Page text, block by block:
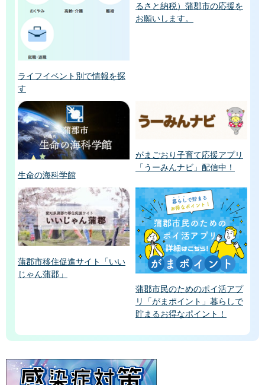
ライフイベント別で情報を探
す
るさと納税）蒲郡市の応援を
お願いします。
生命の海科学館
がまごおり子育て応援アプリ
「うーみんナビ」配信中！
蒲郡市移住促進サイト「いい
じゃん蒲郡」
蒲郡市民のためのポイ活アプ
リ「がまポイント」暮らしで
貯まるお得なポイント！